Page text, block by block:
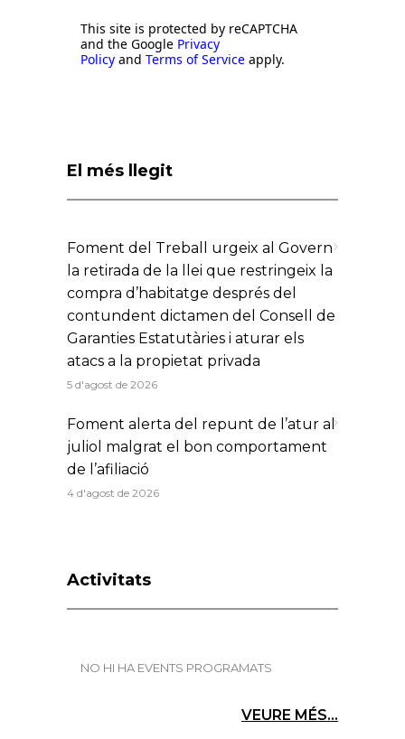
This site is protected by reCAPTCHA
and the Google Privacy
Policy and Terms of Service apply.
El més llegit
Foment del Treball urgeix al Govern
la retirada de la llei que restringeix la
compra d’habitatge després del
contundent dictamen del Consell de
Garanties Estatutàries i aturar els
atacs a la propietat privada
5 d'agost de 2026
Foment alerta del repunt de l’atur al
juliol malgrat el bon comportament
de l’afiliació
4 d'agost de 2026
Activitats
NO HI HA EVENTS PROGRAMATS
VEURE MÉS...